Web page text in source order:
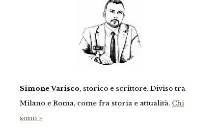
Simone Varisco, storico e scrittore. Diviso tra
Milano e Roma, come fra storia e attualità. Chi
sono »